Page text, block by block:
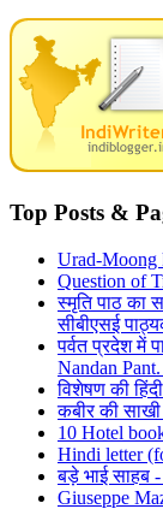
Top Posts &
Urad-Moong
Question of
स्मृति पाठ का
सीबीएसई
पर्वत प्रदेश में
Nandan
विशेषण की
कबीर की
10 Hotel
Hindi letter
बड़े भाई साहब
Giuseppe